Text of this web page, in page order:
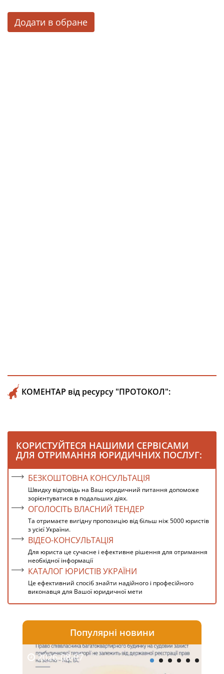
Додати в обране
КОМЕНТАР від ресурсу "ПРОТОКОЛ":
КОРИСТУЙТЕСЯ НАШИМИ СЕРВІСАМИ
ДЛЯ ОТРИМАННЯ ЮРИДИЧНИХ ПОСЛУГ:
БЕЗКОШТОВНА КОНСУЛЬТАЦІЯ
Швидку відповідь на Ваш юридичний питання допоможе
зорієнтуватися в подальших діях.
ОГОЛОСІТЬ ВЛАСНИЙ ТЕНДЕР
Та отримаєте вигідну пропозицію від більш ніж 5000 юристів
з усієї України.
ВІДЕО-КОНСУЛЬТАЦІЯ
Для юриста це сучасне і ефективне рішення для отримання
необхідної інформації
КАТАЛОГ ЮРИСТІВ УКРАЇНИ
Це ефективний спосіб знайти надійного і професійного
виконавця для Вашої юридичної мети
Популярні новини
2026-08-07